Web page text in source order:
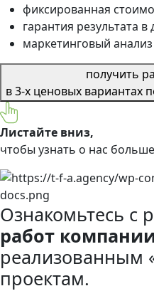
фиксированная
гарантия результата в
маркетинговый
получить
в 3-х ценовых вариантах
Листайте вниз,
чтобы узнать о нас больше
Ознакомьтесь с
работ
реализованным
проектам.